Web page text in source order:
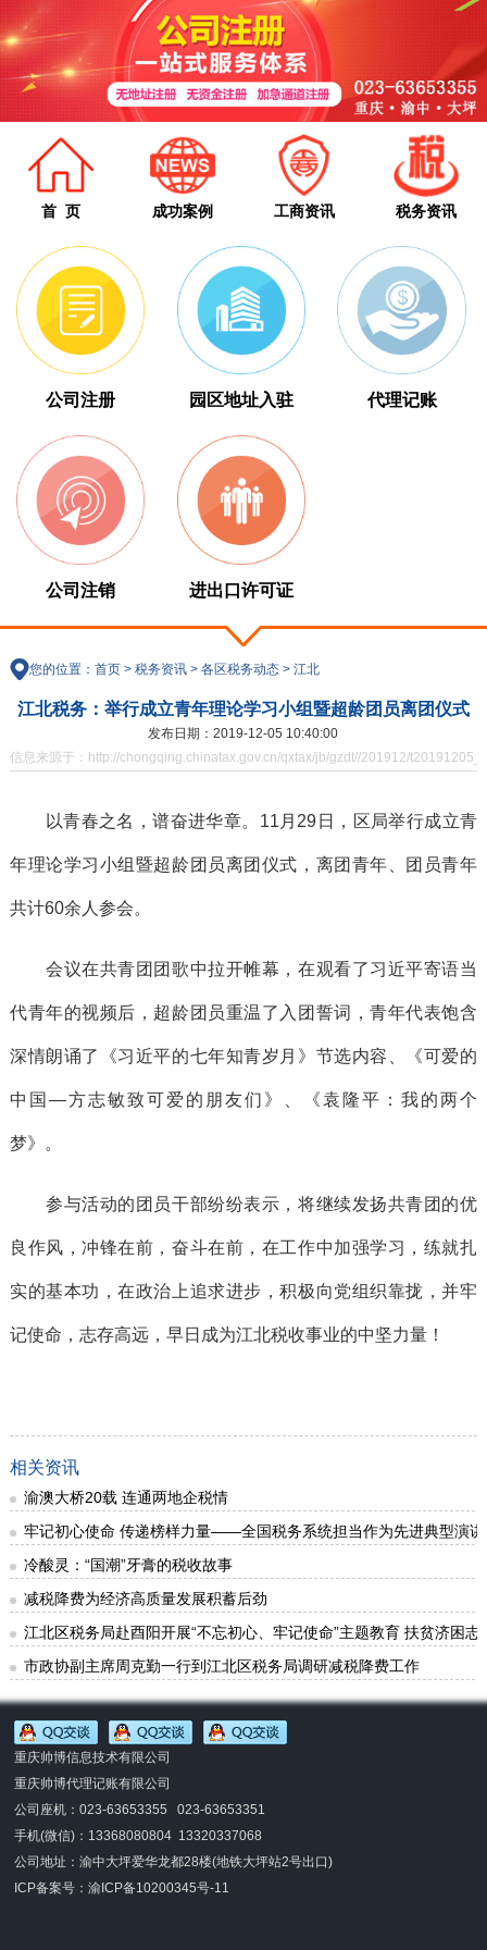
首 页 成功案例 工商资讯 税务资讯
公司注册 园区地址入驻 代理记账
公司注销 进出口许可证
您的位置： 首页> 税务资讯> 各区税务动态> 江北
江北税务：举行成立青年理论学习小组暨超龄团员离团仪式
发布日期：2019-12-05 10:40:00
信息来源于：http://chongqing.chinatax.gov.cn/qxtax/jb/gzdt//201912/
以青春之名，谱奋进华章。11月29日，区局举行成立青
年理论学习小组暨超龄团员离团仪式，离团青年、团员青年
共计60余人参会。
会议在共青团团歌中拉开帷幕，在观看了习近平寄语当
代青年的视频后，超龄团员重温了入团誓词，青年代表饱含
深情朗诵了《习近平的七年知青岁月》节选内容、《可爱的
中国—方志敏致可爱的朋友们》、《袁隆平：我的两个
梦》。
参与活动的团员干部纷纷表示，将继续发扬共青团的优
良作风，冲锋在前，奋斗在前，在工作中加强学习，练就扎
实的基本功，在政治上追求进步，积极向党组织靠拢，并牢
记使命，志存高远，早日成为江北税收事业的中坚力量！
相关资讯
渝澳大桥20载 连通两地企税情
牢记初心使命 传递榜样力量——全国税务系统担当作为先进典型演
冷酸灵：“国潮”牙膏的税收故事
减税降费为经济高质量发展积蓄后劲
江北区税务局赴酉阳开展“不忘初心、牢记使命”主题教育 扶贫济困志
市政协副主席周克勤一行到江北区税务局调研减税降费工作
重庆帅博信息技术有限公司
重庆帅博代理记账有限公司
公司座机：023-63653355 023-63653351
手机(微信)： 13368080804 13320337068
公司地址：渝中大坪爱华龙都28楼(地铁大坪站2号出口)
ICP备案号：渝ICP备10200345号-11